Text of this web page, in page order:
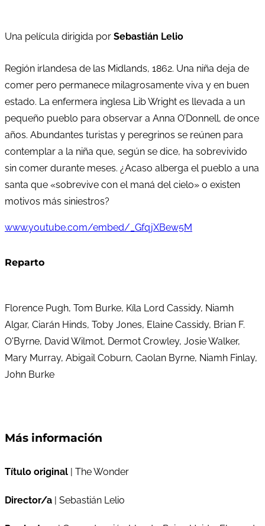
Una película dirigida por Sebastián Lelio
Región irlandesa de las Midlands, 1862. Una niña deja de
comer pero permanece milagrosamente viva y en buen
estado. La enfermera inglesa Lib Wright es llevada a un
pequeño pueblo para observar a Anna O’Donnell, de once
años. Abundantes turistas y peregrinos se reúnen para
contemplar a la niña que, según se dice, ha sobrevivido
sin comer durante meses. ¿Acaso alberga el pueblo a una
santa que «sobrevive con el maná del cielo» o existen
motivos más siniestros?
www.youtube.com/embed/_GfqjXBew5M
Reparto
Florence Pugh, Tom Burke, Kíla Lord Cassidy, Niamh
Algar, Ciarán Hinds, Toby Jones, Elaine Cassidy, Brian F.
O'Byrne, David Wilmot, Dermot Crowley, Josie Walker,
Mary Murray, Abigail Coburn, Caolan Byrne, Niamh Finlay,
John Burke
Más información
Título original | The Wonder
Director/a | Sebastián Lelio